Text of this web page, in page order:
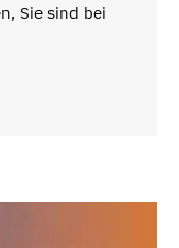
Sie sind bei